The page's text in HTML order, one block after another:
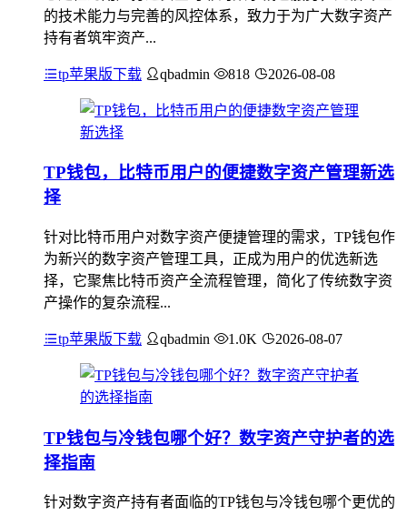
的技术能力与完善的风控体系，致力于为广大数字资产
持有者筑牢资产...
tp苹果版下载 qbadmin 818 2026-08-08
TP钱包，比特币用户的便捷数字资产管理新选
择
针对比特币用户对数字资产便捷管理的需求，TP钱包作
为新兴的数字资产管理工具，正成为用户的优选新选
择，它聚焦比特币资产全流程管理，简化了传统数字资
产操作的复杂流程...
tp苹果版下载 qbadmin 1.0K 2026-08-07
TP钱包与冷钱包哪个好？数字资产守护者的选
择指南
针对数字资产持有者面临的TP钱包与冷钱包哪个更优的